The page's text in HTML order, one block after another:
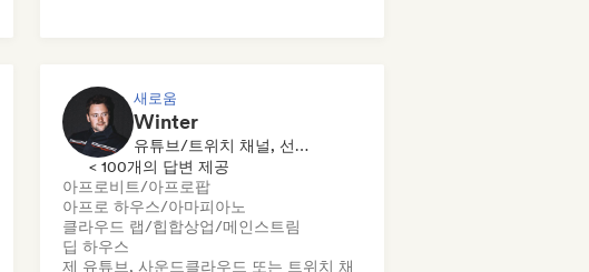
새로움
Winter
유튜브/트위치 채널, 선정된 DJ, 사운드 전문가
< 100개의 답변 제공
아프로비트/아프로팝
아프로 하우스/아마피아노
클라우드 랩/힙합상업/메인스트림
딥 하우스
제 유튜브, 사운드클라우드 또는 트위치 채